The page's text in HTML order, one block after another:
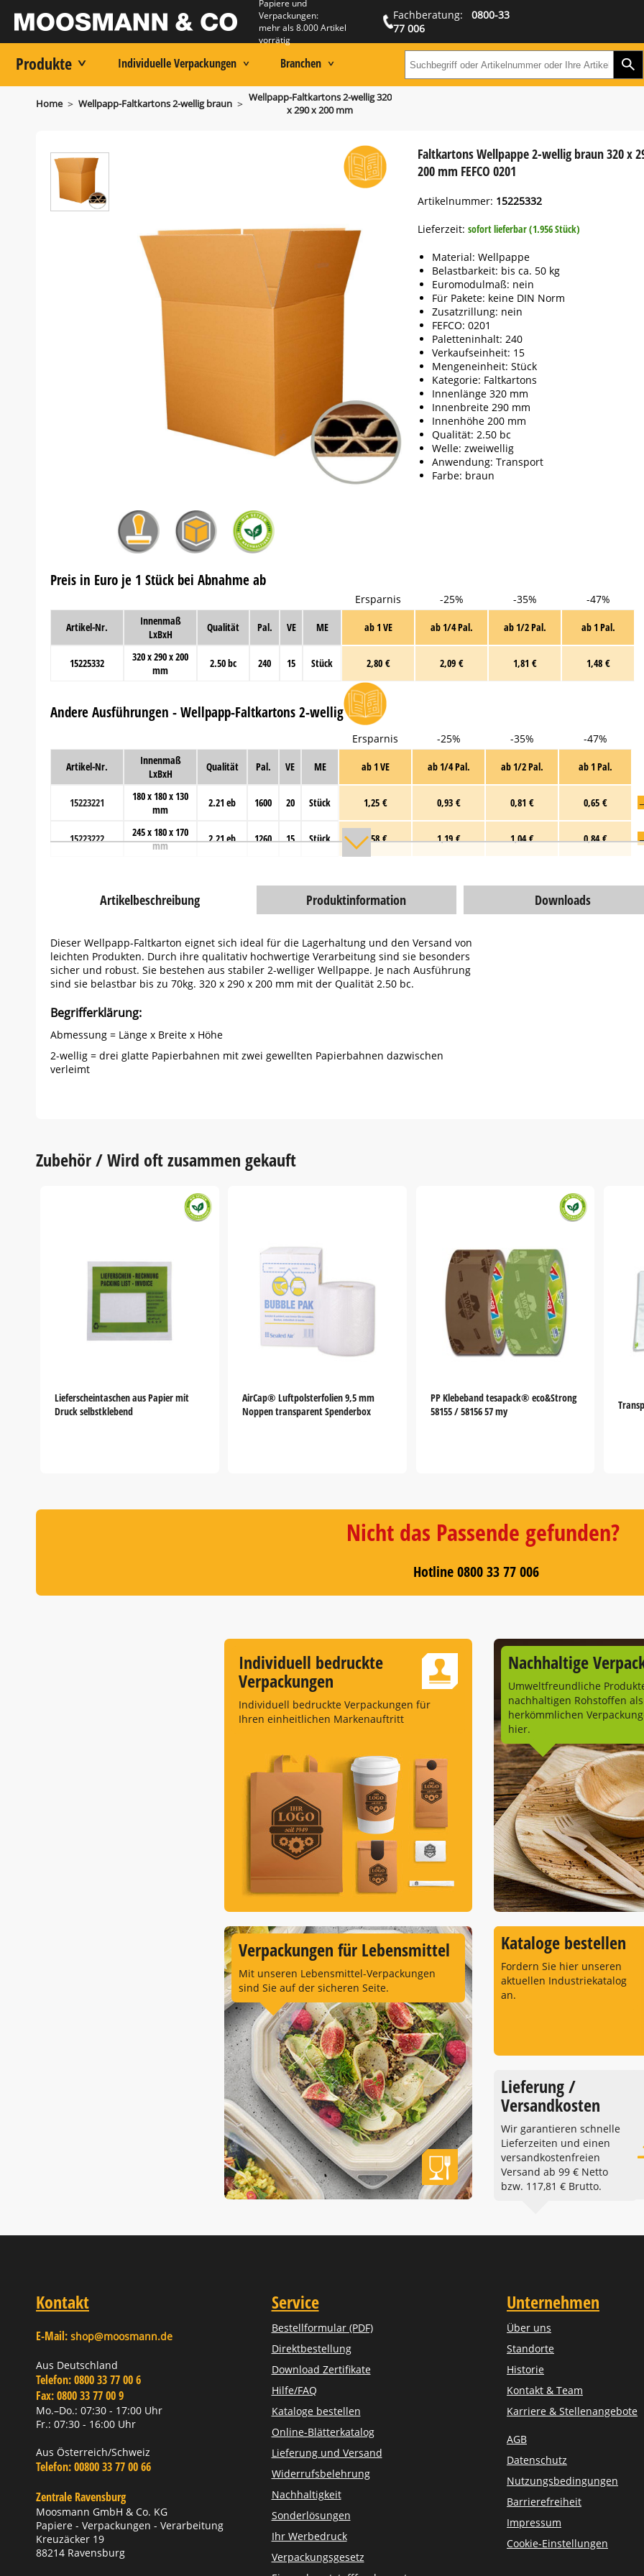
Papiere und
Verpackungen:
mehr als 8.000 Artikel
vorrätig
Fachberatung:
0800-33
77 006
Produkte Individuelle Verpackungen Branchen Suchbegriff oder
Zur
Home > Wellpapp-Faltkartons 2-wellig braun > Wellpapp-Faltkartons 2-wellig 320
x 290 x 200 mm
Faltkartons Wellpappe 2-wellig braun 320 x
200 mm FEFCO 0201
Artikelnummer: 15225332
Lieferzeit:sofort lieferbar (1.956 Stück)
Material: Wellpappe
Belastbarkeit: bis ca. 50 kg
Euromodulmaß: nein
Für Pakete: keine DIN Norm
Zusatzrillung: nein
FEFCO: 0201
Paletteninhalt: 240
Verkaufseinheit: 15
Mengeneinheit: Stück
Kategorie: Faltkartons
Innenlänge 320 mm
Innenbreite 290 mm
Innenhöhe 200 mm
Qualität: 2.50 bc
Welle: zweiwellig
Anwendung: Transport
Farbe: braun
Preis in Euro je 1 Stück bei Abnahme ab
Ersparnis -25% -35% -47%
Artikel-Nr.
Innenmaß
LxBxH
Qualität Pal. VE ME ab 1 VE ab 1/4 Pal. ab 1/2 Pal. ab 1 Pal.
15225332
320 x 290 x 200
mm
2.50 bc 240 15 Stück 2,80 € 2,09 € 1,81 € 1,48 €
Andere Ausführungen - Wellpapp-Faltkartons 2-wellig
Ersparnis -25% -35% -47%
Artikel-Nr.
Innenmaß
LxBxH
Qualität Pal. VE ME ab 1 VE ab 1/4 Pal. ab 1/2 Pal. ab 1 Pal.
15223221
180 x 180 x 130
mm
2.21 eb 1600 20 Stück 1,25 € 0,93 € 0,81 € 0,65 €
15223222
245 x 180 x 170
mm
2.21 eb 1260 15 Stück 1,58 € 1,19 € 1,04 € 0,84 €
Artikelbeschreibung Produktinformation Downloads
Dieser Wellpapp-Faltkarton eignet sich ideal für die Lagerhaltung und den Versand von
leichten Produkten. Durch ihre qualitativ hochwertige Verarbeitung sind sie besonders
sicher und robust. Sie bestehen aus stabiler 2-welliger Wellpappe. Je nach Ausführung
sind sie belastbar bis zu 70kg. 320 x 290 x 200 mm mit der Qualität 2.50 bc.
Begrifferklärung:
Abmessung = Länge x Breite x Höhe
2-wellig = drei glatte Papierbahnen mit zwei gewellten Papierbahnen dazwischen
verleimt
Zubehör / Wird oft zusammen gekauft
Lieferscheintaschen aus Papier mit
Druck selbstklebend
AirCap® Luftpolsterfolien 9,5 mm
Noppen transparent Spenderbox
PP Klebeband tesapack® eco&Strong
58155 / 58156 57 my
5
Nicht das Passende gefunden?
Hotline 0800 33 77 006
Individuell bedruckte
Verpackungen
Individuell bedruckte Verpackungen für
Ihren einheitlichen Markenauftritt
Nachhaltige
Umweltfreundliche
nachhaltigen Rohstoffen
herkömmlichen
hier.
Verpackungen für Lebensmittel
Mit unseren Lebensmittel-Verpackungen
sind Sie auf der sicheren Seite.
Kataloge bestellen
Fordern Sie hier unseren
aktuellen Industriekatalog
an.
Lieferung /
Versandkosten
Wir garantieren schnelle
Lieferzeiten und einen
versandkostenfreien
Versand ab 99 € Netto
bzw. 117,81 € Brutto.
Kontakt
E-Mail: shop@moosmann.de
Aus Deutschland
Telefon:0800 33 77 00 6
Fax:0800 33 77 00 9
Mo.–Do.: 07:30 - 17:00 Uhr
Fr.: 07:30 - 16:00 Uhr
Aus Österreich/Schweiz
Telefon:00800 33 77 00 66
Zentrale Ravensburg
Moosmann GmbH & Co. KG
Papiere - Verpackungen - Verarbeitung
Kreuzäcker 19
88214 Ravensburg
Service
Bestellformular (PDF)
Direktbestellung
Download Zertifikate
Hilfe/FAQ
Kataloge bestellen
Online-Blätterkatalog
Lieferung und Versand
Widerrufsbelehrung
Nachhaltigkeit
Sonderlösungen
Ihr Werbedruck
Verpackungsgesetz
Unternehmen
Über uns
Standorte
Historie
Kontakt & Team
Karriere & Stellenangebote
AGB
Datenschutz
Nutzungsbedingungen
Barrierefreiheit
Impressum
Cookie-Einstellungen